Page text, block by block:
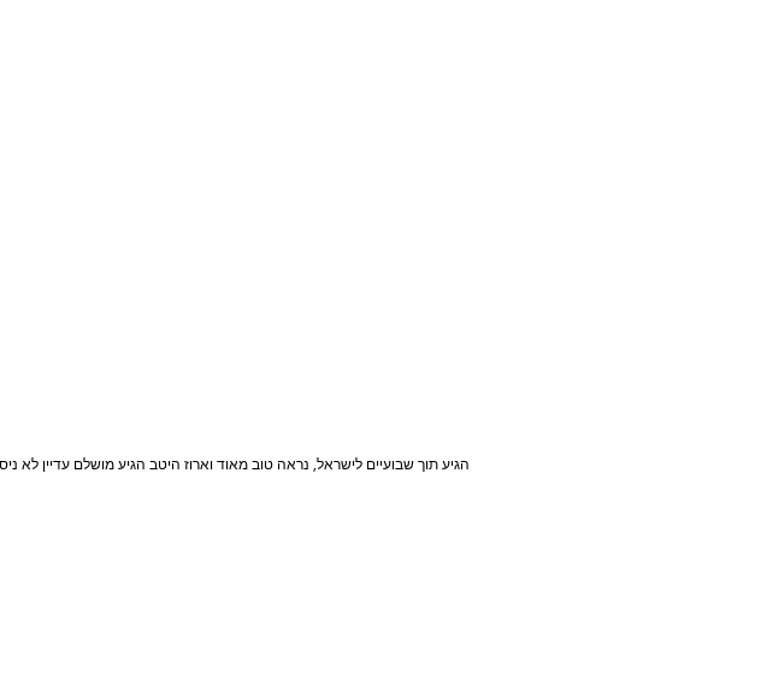
הגיע תוך שבועיים לישראל, נראה טוב מאוד וארוז היטב הגיע מושלם עדיין